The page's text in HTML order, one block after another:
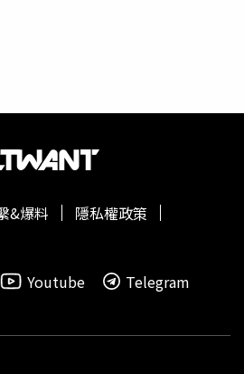
球(Mating Ball)，也造就了地球上
刻的到來，統整過往的紀錄得知其
月7日到15日之間，但發生日期與
去年的發生期剛好遇到洪水，因此
為了確保能見到這盛況，他5月初
待，最終如願以償的見到那衝擊視
據動物百科資料，紅邊束帶蛇
蟲、蚯蚓和兩棲類，小蛇壽命較
&爆料
隱私權政策
Youtube Telegram